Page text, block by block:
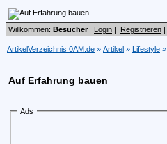
Willkommen: Besucher Login | Registrieren |
ArtikelVerzeichnis 0AM.de » Artikel » Lifestyle »
Auf Erfahrung bauen
Ads